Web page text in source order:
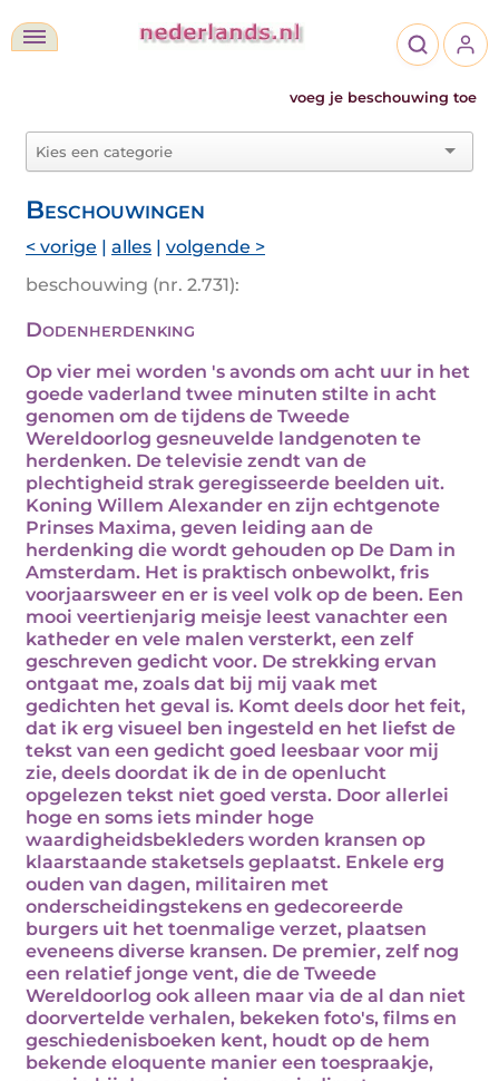
voeg je beschouwing toe
Beschouwingen
< vorige | alles | volgende >
beschouwing (nr. 2.731):
Dodenherdenking
Op vier mei worden 's avonds om acht uur in het
goede vaderland twee minuten stilte in acht
genomen om de tijdens de Tweede
Wereldoorlog gesneuvelde landgenoten te
herdenken. De televisie zendt van de
plechtigheid strak geregisseerde beelden uit.
Koning Willem Alexander en zijn echtgenote
Prinses Maxima, geven leiding aan de
herdenking die wordt gehouden op De Dam in
Amsterdam. Het is praktisch onbewolkt, fris
voorjaarsweer en er is veel volk op de been. Een
mooi veertienjarig meisje leest vanachter een
katheder en vele malen versterkt, een zelf
geschreven gedicht voor. De strekking ervan
ontgaat me, zoals dat bij mij vaak met
gedichten het geval is. Komt deels door het feit,
dat ik erg visueel ben ingesteld en het liefst de
tekst van een gedicht goed leesbaar voor mij
zie, deels doordat ik de in de openlucht
opgelezen tekst niet goed versta. Door allerlei
hoge en soms iets minder hoge
waardigheidsbekleders worden kransen op
klaarstaande staketsels geplaatst. Enkele erg
ouden van dagen, militairen met
onderscheidingstekens en gedecoreerde
burgers uit het toenmalige verzet, plaatsen
eveneens diverse kransen. De premier, zelf nog
een relatief jonge vent, die de Tweede
Wereldoorlog ook alleen maar via de al dan niet
doorvertelde verhalen, bekeken foto's, films en
geschiedenisboeken kent, houdt op de hem
bekende eloquente manier een toespraakje,